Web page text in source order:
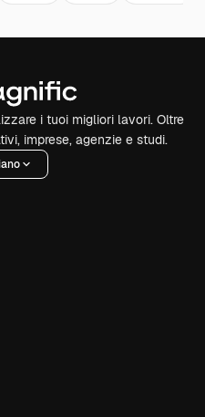
i tuoi migliori lavori. Oltre
imprese, agenzie e studi.